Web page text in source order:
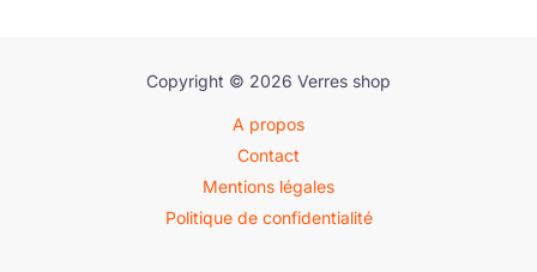
Copyright © 2026 Verres shop
A propos
Contact
Mentions légales
Politique de confidentialité